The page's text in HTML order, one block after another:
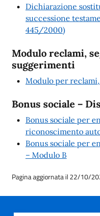
Dichiarazione
successione
445/2000)
Modulo reclami,
suggerimenti
Modulo per
Bonus sociale –
Bonus sociale per
riconoscimento
Bonus sociale per
– Modulo B
Pagina aggiornata il 22/10/